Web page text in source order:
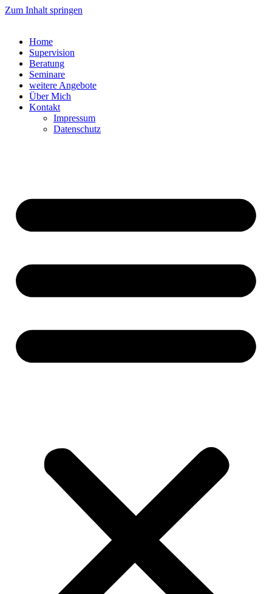
Zum Inhalt springen
Home
Supervision
Beratung
Seminare
weitere Angebote
Über Mich
Kontakt
Impressum
Datenschutz